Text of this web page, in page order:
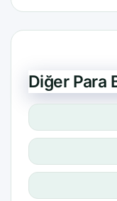
Diğer Para